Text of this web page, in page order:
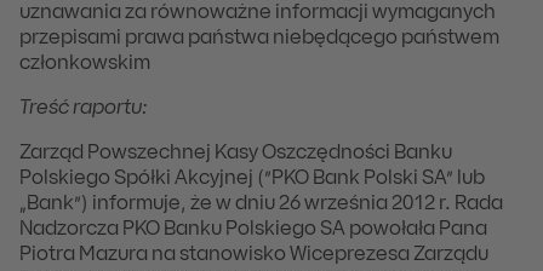
uznawania za równoważne informacji wymaganych
przepisami prawa państwa niebędącego państwem
członkowskim
Treść raportu:
Zarząd Powszechnej Kasy Oszczędności Banku
Polskiego Spółki Akcyjnej (”PKO Bank Polski SA” lub
„Bank”) informuje, że w dniu 26 września 2012 r. Rada
Nadzorcza PKO Banku Polskiego SA powołała Pana
Piotra Mazura na stanowisko Wiceprezesa Zarządu